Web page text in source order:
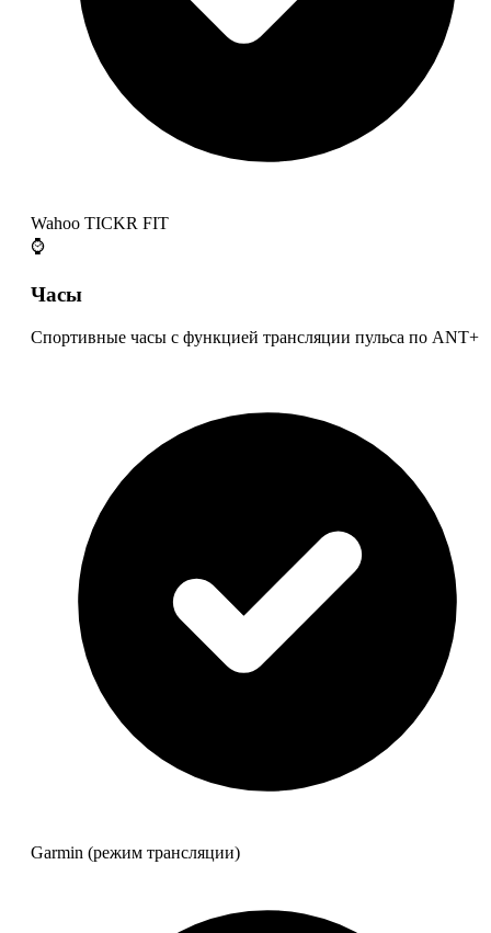
Wahoo TICKR FIT
⌚
Часы
Спортивные часы с функцией трансляции пульса по ANT+
Garmin (режим трансляции)